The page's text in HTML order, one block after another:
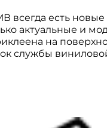
есть новые
актуальные и
на
службы